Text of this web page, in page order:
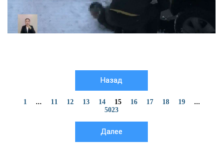
Назад
1 ... 11 12 13 14 15 16 17 18 19
...
5023
Далее